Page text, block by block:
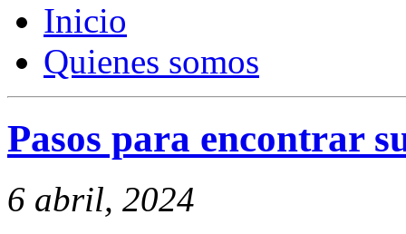
Inicio
Quienes somos
Pasos para encontrar
6 abril, 2024